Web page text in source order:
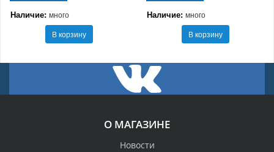
Наличие: много
В корзину
Наличие: много
В корзину
О МАГАЗИНЕ
Новости